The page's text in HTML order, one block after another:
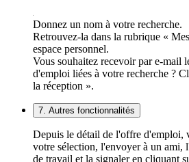
Donnez un nom à votre recherche.
Retrouvez-la dans la rubrique «
espace personnel.
Vous souhaitez recevoir par e-mail
d'emploi liées à votre recherche ?
la réception ».
7. Autres fonctionnalités
Depuis le détail de l'offre d'emploi,
votre sélection, l'envoyer à un ami,
de travail et la signaler en cliquant